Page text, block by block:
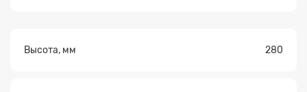
Высота, мм 280